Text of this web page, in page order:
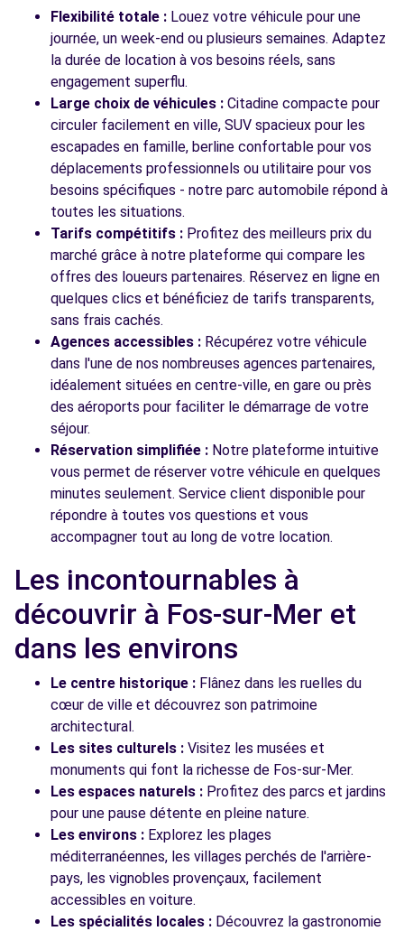
Flexibilité totale : Louez votre véhicule pour une
journée, un week-end ou plusieurs semaines. Adaptez
la durée de location à vos besoins réels, sans
engagement superflu.
Large choix de véhicules : Citadine compacte pour
circuler facilement en ville, SUV spacieux pour les
escapades en famille, berline confortable pour vos
déplacements professionnels ou utilitaire pour vos
besoins spécifiques - notre parc automobile répond à
toutes les situations.
Tarifs compétitifs : Profitez des meilleurs prix du
marché grâce à notre plateforme qui compare les
offres des loueurs partenaires. Réservez en ligne en
quelques clics et bénéficiez de tarifs transparents,
sans frais cachés.
Agences accessibles : Récupérez votre véhicule
dans l'une de nos nombreuses agences partenaires,
idéalement situées en centre-ville, en gare ou près
des aéroports pour faciliter le démarrage de votre
séjour.
Réservation simplifiée : Notre plateforme intuitive
vous permet de réserver votre véhicule en quelques
minutes seulement. Service client disponible pour
répondre à toutes vos questions et vous
accompagner tout au long de votre location.
Les incontournables à
découvrir à Fos-sur-Mer et
dans les environs
Le centre historique : Flânez dans les ruelles du
cœur de ville et découvrez son patrimoine
architectural.
Les sites culturels : Visitez les musées et
monuments qui font la richesse de Fos-sur-Mer.
Les espaces naturels : Profitez des parcs et jardins
pour une pause détente en pleine nature.
Les environs : Explorez les plages
méditerranéennes, les villages perchés de l'arrière-
pays, les vignobles provençaux, facilement
accessibles en voiture.
Les spécialités locales : Découvrez la gastronomie